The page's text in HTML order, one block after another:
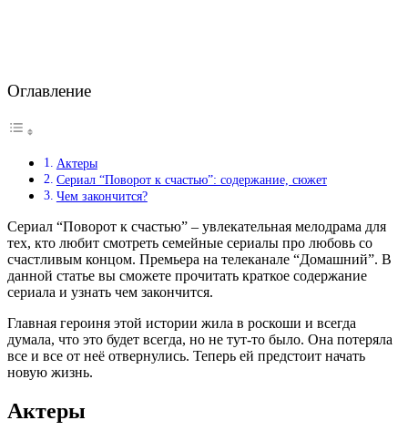
Оглавление
Актеры
Сериал “Поворот к счастью”: содержание, сюжет
Чем закончится?
Сериал “Поворот к счастью” – увлекательная мелодрама для
тех, кто любит смотреть семейные сериалы про любовь со
счастливым концом. Премьера на телеканале “Домашний”. В
данной статье вы сможете прочитать краткое содержание
сериала и узнать чем закончится.
Главная героиня этой истории жила в роскоши и всегда
думала, что это будет всегда, но не тут-то было. Она потеряла
все и все от неё отвернулись. Теперь ей предстоит начать
новую жизнь.
Актеры